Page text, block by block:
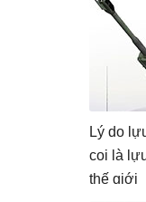
Lý do
coi là
thế giới